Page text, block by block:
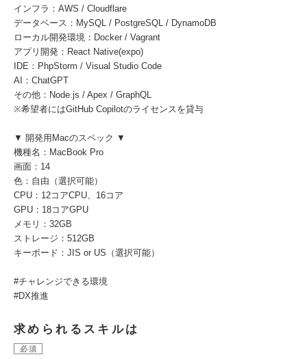
インフラ：AWS / Cloudflare
データベース：MySQL / PostgreSQL / DynamoDB
ローカル開発環境：Docker / Vagrant
アプリ開発：React Native(expo)
IDE：PhpStorm / Visual Studio Code
AI：ChatGPT
その他：Node.js / Apex / GraphQL
※希望者にはGitHub Copilotのライセンスを貸与
▼ 開発用Macのスペック ▼
機種名：MacBook Pro
画面：14
色：自由（選択可能）
CPU：12コアCPU、16コア
GPU：18コアGPU
メモリ：32GB
ストレージ：512GB
キーボード：JIS or US（選択可能）
#チャレンジできる環境
#DX推進
求められるスキルは
必須